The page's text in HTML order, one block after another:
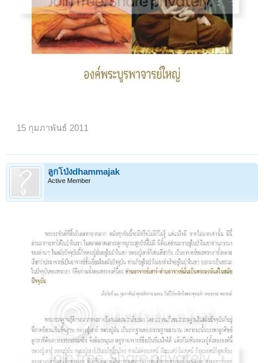
15 กุมภาพันธ์ 2011
ลูกโป่งdhammajak
Active Member